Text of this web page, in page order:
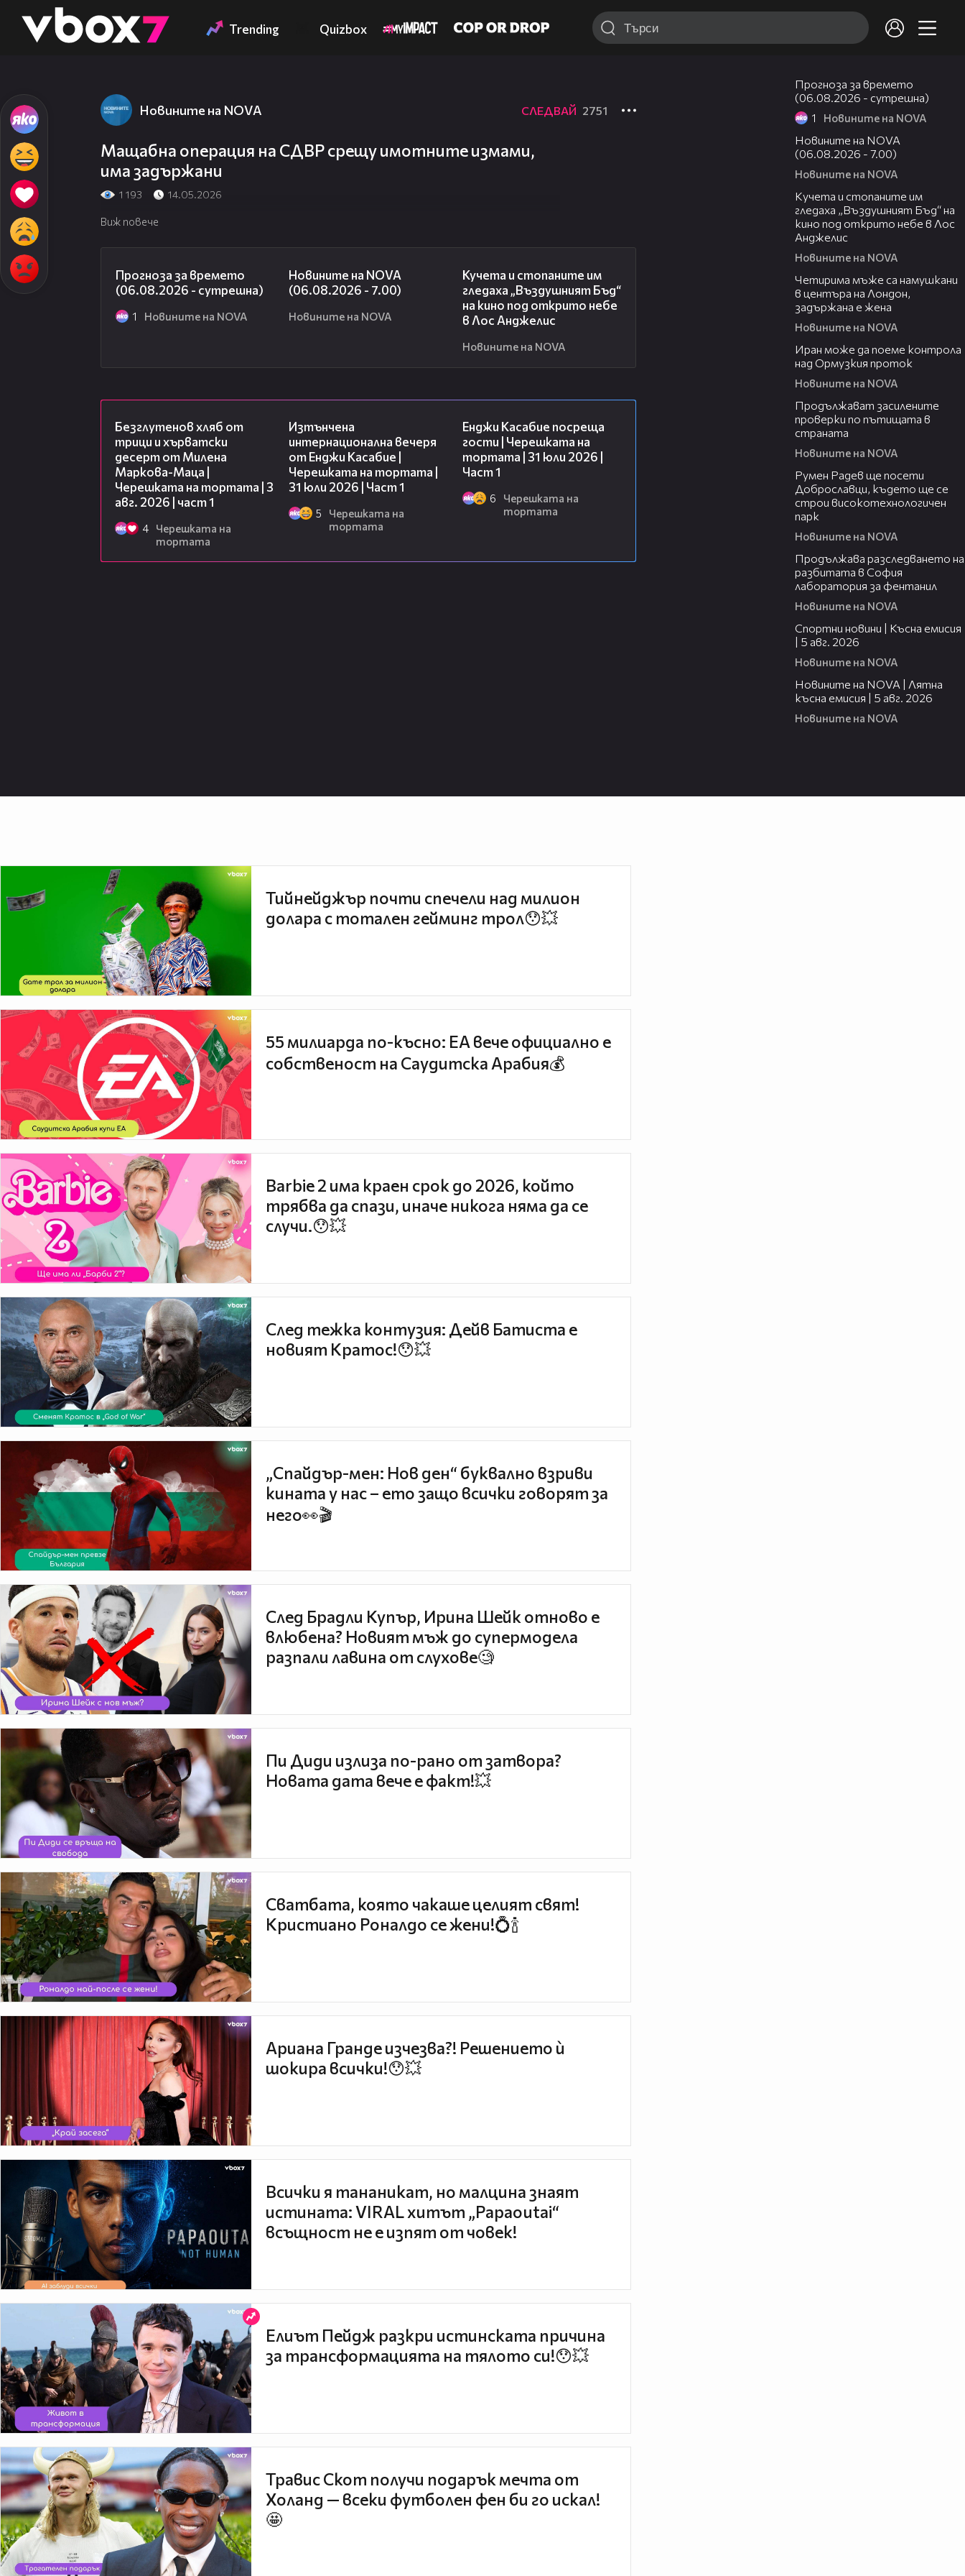
👾 Trending Quizbox
Новините на NOVA СЛЕДВАЙ 2751
Мащабна операция на СДВР срещу имотните измами,
има задържани
1 193 14.05.2026
Виж повече
Прогноза за времето
(06.08.2026 - сутрешна)
1 Новините на NOVA
Новините на NOVA
(06.08.2026 - 7.00)
Новините на NOVA
Кучета и стопаните им
гледаха „Въздушният Бъд“
на кино под открито небе
в Лос Анджелис
Новините на NOVA
Безглутенов хляб от
трици и хърватски
десерт от Милена
Маркова-Маца |
Черешката на тортата | 3
авг. 2026 | част 1
4
Черешката на
тортата
Изтънчена
интернационална вечеря
от Енджи Касабие |
Черешката на тортата |
31 юли 2026 | Част 1
5
Черешката на
тортата
Енджи Касабие посреща
гости | Черешката на
тортата | 31 юли 2026 |
Част 1
6
Черешката на
тортата
Прогноза за времето
(06.08.2026 - сутрешна)
1 Новините на NOVA
Новините на NOVA
(06.08.2026 - 7.00)
Новините на NOVA
Кучета и стопаните им
гледаха „Въздушният Бъд“ на
кино под открито небе в Лос
Анджелис
Новините на NOVA
Четирима мъже са намушкани
в центъра на Лондон,
задържана е жена
Новините на NOVA
Иран може да поеме контрола
над Ормузкия проток
Новините на NOVA
Продължават засилените
проверки по пътищата в
страната
Новините на NOVA
Румен Радев ще посети
Доброславци, където ще се
строи високотехнологичен
парк
Новините на NOVA
Продължава разследването на
разбитата в София
лаборатория за фентанил
Новините на NOVA
Спортни новини | Късна емисия
| 5 авг. 2026
Новините на NOVA
Новините на NOVA | Лятна
късна емисия | 5 авг. 2026
Новините на NOVA
Тийнейджър почти спечели над милион
долара с тотален гейминг трол😯💥
55 милиарда по-късно: EA вече официално е
собственост на Саудитска Арабия💰
Barbie 2 има краен срок до 2026, който
трябва да спази, иначе никога няма да се
случи.😯💥
След тежка контузия: Дейв Батиста е
новият Кратос!😯💥
„Спайдър-мен: Нов ден“ буквално взриви
кината у нас – ето защо всички говорят за
него👀🎬
След Брадли Купър, Ирина Шейк отново е
влюбена? Новият мъж до супермодела
разпали лавина от слухове🧐
Пи Диди излиза по-рано от затвора?
Новата дата вече е факт!💥
Сватбата, която чакаше целият свят!
Кристиано Роналдо се жени!💍🍾
Ариана Гранде изчезва?! Решението ѝ
шокира всички!😯💥
Всички я тананикат, но малцина знаят
истината: VIRAL хитът „Papaoutai“
всъщност не е изпят от човек!
Елиът Пейдж разкри истинската причина
за трансформацията на тялото си!😯💥
Травис Скот получи подарък мечта от
Холанд — всеки футболен фен би го искал!
🤩